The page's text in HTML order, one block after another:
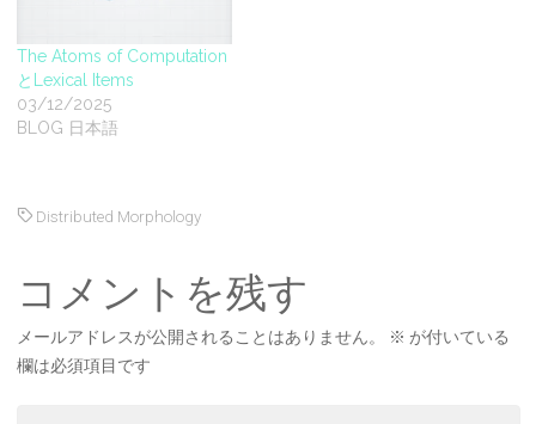
The Atoms of Computation
とLexical Items
03/12/2025
BLOG 日本語
Distributed Morphology
コメントを残す
メールアドレスが公開されることはありません。 ※ が付いている
欄は必須項目です